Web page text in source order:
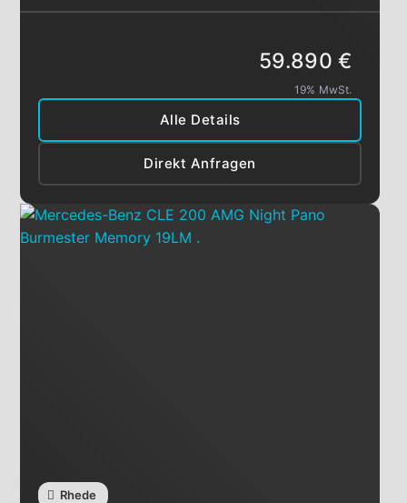
Alle Details
Direkt Anfragen
59.890 €
19% MwSt.
Rhede